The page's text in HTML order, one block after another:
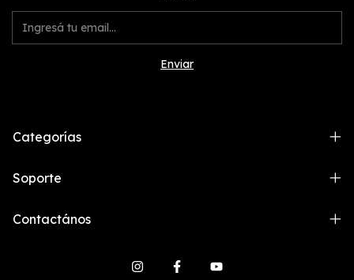
Categorías
Soporte
Contactános